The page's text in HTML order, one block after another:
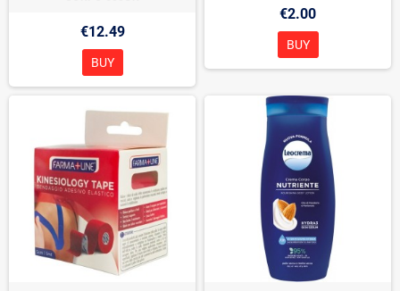
€12.49
BUY
€2.00
BUY